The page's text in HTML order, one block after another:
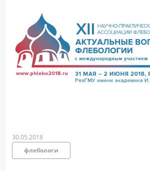
30.05.2018
флебологи